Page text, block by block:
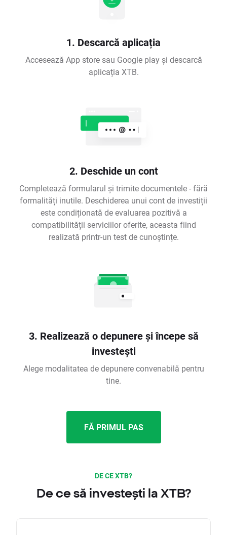
1. Descarcă aplicația
Accesează App store sau Google play și descarcă
aplicația XTB.
2. Deschide un cont
Completează formularul și trimite documentele - fără
formalități inutile. Deschiderea unui cont de investiții
este condiționată de evaluarea pozitivă a
compatibilității serviciilor oferite, aceasta fiind
realizată printr-un test de cunoștințe.
3. Realizează o depunere și începe să
investești
Alege modalitatea de depunere convenabilă pentru
tine.
FĂ PRIMUL PAS
DE CE XTB?
De ce să investești la XTB?